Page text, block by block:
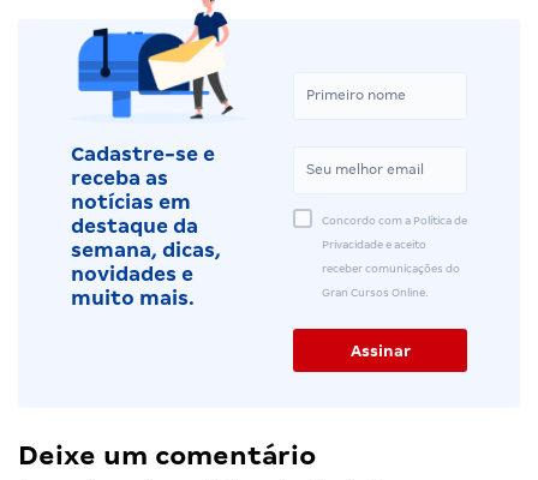
Cadastre-se e
receba as
notícias em
destaque da
semana, dicas,
novidades e
muito mais.
Concordo com a Política de
Privacidade e aceito
receber comunicações do
Gran Cursos Online.
Deixe um comentário